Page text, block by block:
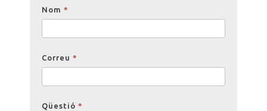
Opinions
Nom *
Correu *
Qüestió *